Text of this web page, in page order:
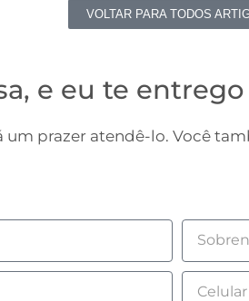
VOLTAR PARA TODOS
e eu te
um prazer atendê-lo. Você
Celular